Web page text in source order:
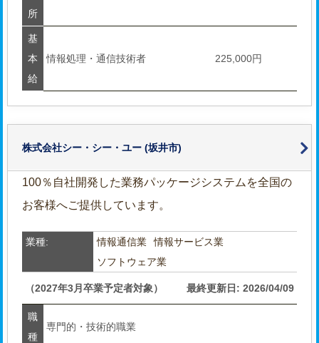
所
基
本
給
情報処理・通信技術者 225,000円
株式会社シー・シー・ユー (坂井市)
100％自社開発した業務パッケージシステムを全国の
お客様へご提供しています。
業種: 情報通信業
情報サービス業
ソフトウェア業
（2027年3月卒業予定者対象） 最終更新日: 2026/04/09
職
種
専門的・技術的職業